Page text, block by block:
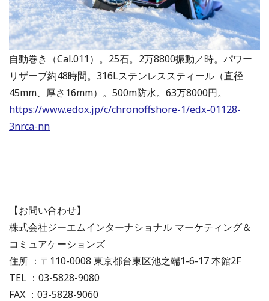
自動巻き（Cal.011）。25石。2万8800振動／時。パワー
リザーブ約48時間。316Lステンレススティール（直径
45mm、厚さ16mm）。500m防水。63万8000円。
https://www.edox.jp/c/chronoffshore-1/edx-01128-
3nrca-nn
【お問い合わせ】
株式会社ジーエムインターナショナル マーケティング＆
コミュアケーションズ
住所 ：〒110-0008 東京都台東区池之端1-6-17 本館2F
TEL ：03-5828-9080
FAX ：03-5828-9060